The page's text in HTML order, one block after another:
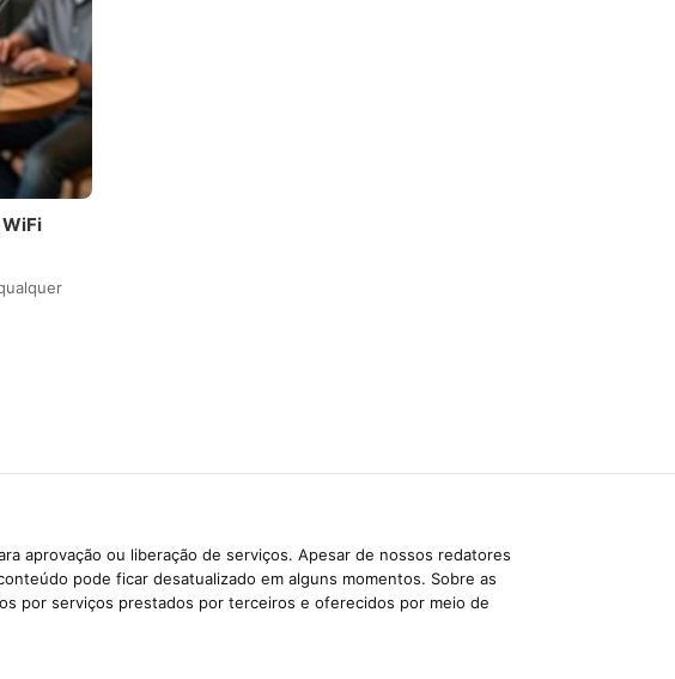
aprovação ou liberação de serviços. Apesar de nossos redatores
pode ficar desatualizado em alguns momentos. Sobre as
por serviços prestados por terceiros e oferecidos por meio de